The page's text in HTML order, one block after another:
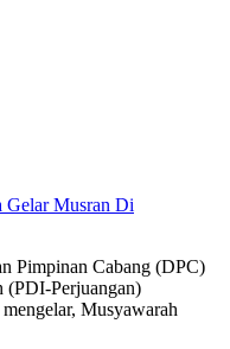
Gelar Musran Di
Pimpinan Cabang (DPC)
(PDI-Perjuangan)
Musyawarah